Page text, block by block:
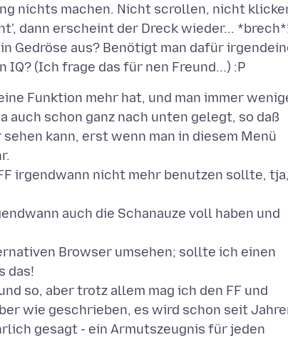
nichts machen. Nicht scrollen, nicht
dann erscheint der Dreck wieder...
Gedröse aus? Benötigt man dafür
Funktion mehr hat, und man immer
schon ganz nach unten gelegt, so daß
kann, erst wenn man in diesem Menü
irgendwann nicht mehr benutzen sollte, tja,
auch die Schanauze voll haben und
Browser umsehen; sollte ich einen
das!
so, aber trotz allem mag ich den FF und
wie geschrieben, es wird schon seit
gesagt - ein Armutszeugnis für jeden